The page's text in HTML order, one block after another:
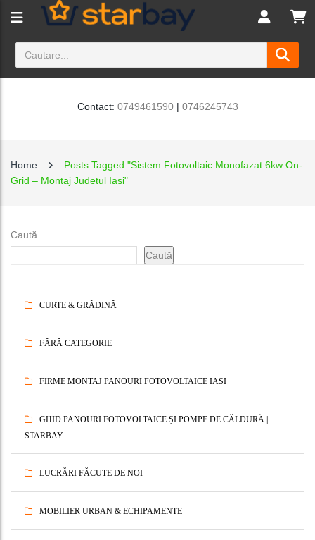
Contact: 0749461590| 0746245743
Home
Posts Tagged "Sistem Fotovoltaic Monofazat 6kw On-
Grid – Montaj Judetul Iasi"
Caută
Caută
CURTE & GRĂDINĂ
FĂRĂ CATEGORIE
FIRME MONTAJ PANOURI FOTOVOLTAICE IASI
GHID PANOURI FOTOVOLTAICE ȘI POMPE DE CĂLDURĂ |
STARBAY
LUCRĂRI FĂCUTE DE NOI
MOBILIER URBAN & ECHIPAMENTE